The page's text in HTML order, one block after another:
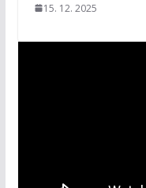
15. 12. 2025